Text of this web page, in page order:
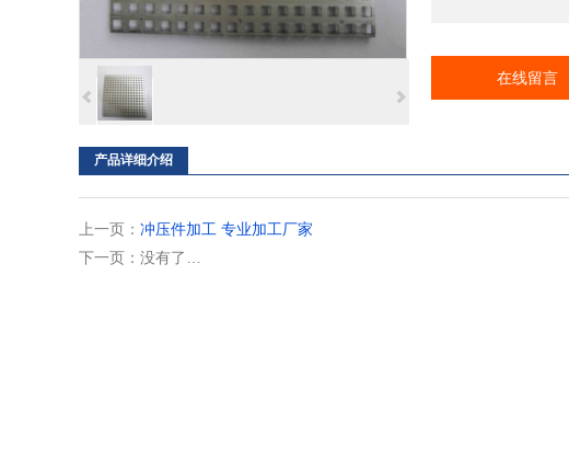
在线留言
产品详细介绍
上一页： 冲压件加工 专业加工厂家
下一页：没有了…